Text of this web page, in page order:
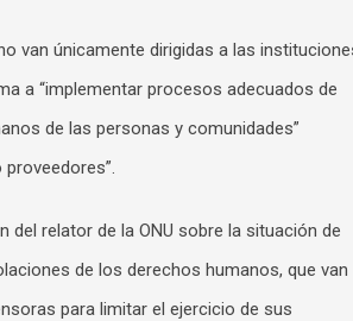
van únicamente dirigidas a las
a “implementar procesos adecuados de
de las personas y comunidades”
del relator de la ONU sobre la situación de
de los derechos humanos, que van
para limitar el ejercicio de sus